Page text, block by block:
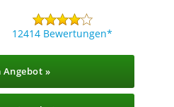
12414 Bewertungen
Angebot »